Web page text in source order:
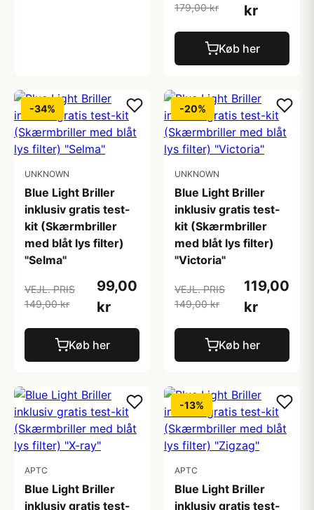
179,00 kr
kr
Køb her
-34%
UNKNOWN
Blue Light Briller
inklusiv gratis test-
kit (Skærmbriller
med blåt lys filter)
"Selma"
VEJL. PRIS
149,00 kr
99,00
kr
Køb her
-20%
UNKNOWN
Blue Light Briller
inklusiv gratis test-
kit (Skærmbriller
med blåt lys filter)
"Victoria"
VEJL. PRIS
149,00 kr
119,00
kr
Køb her
APTC
Blue Light Briller
inklusiv gratis test-
-13%
APTC
Blue Light Briller
inklusiv gratis test-